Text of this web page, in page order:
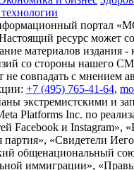
портал
ресурс может
материалов издания -
со стороны нашего
не совпадать с мнением
+7 (495) 765-41-64,
экстремистскими и
Platforms Inc. по
Facebook и Instagram»,
партия», «Свидетели
общенациональный
иммиграции»,